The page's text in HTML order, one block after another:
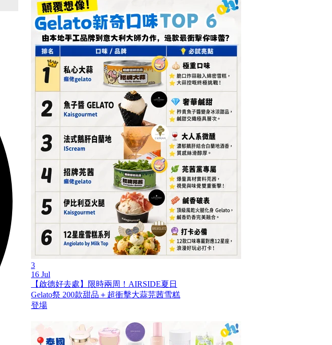
3
16 Jul
【啟德好去處】限時兩周！AIRSIDE夏日
Gelato祭 200款甜品＋超衝擊大蒜芫茜雪糕
登場